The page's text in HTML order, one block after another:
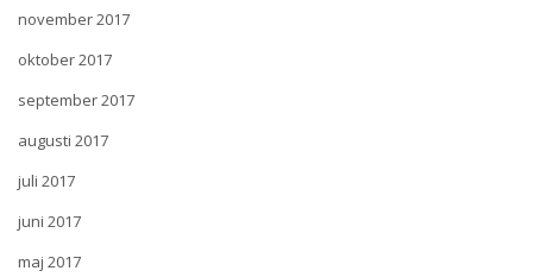
november 2017
oktober 2017
september 2017
augusti 2017
juli 2017
juni 2017
maj 2017